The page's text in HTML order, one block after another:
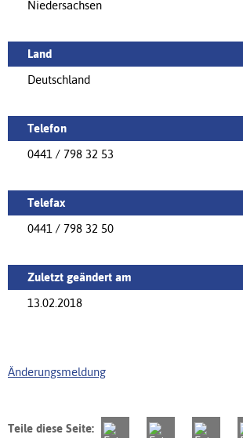
Niedersachsen
Land
Deutschland
Telefon
0441 / 798 32 53
Telefax
0441 / 798 32 50
Zuletzt geändert am
13.02.2018
Änderungsmeldung
Teile diese Seite: